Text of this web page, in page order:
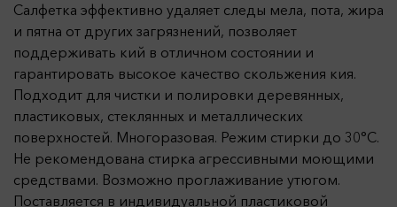
Салфетка эффективно удаляет следы мела, пота, жира
и пятна от других загрязнений, позволяет
поддерживать кий в отличном состоянии и
гарантировать высокое качество скольжения кия.
Подходит для чистки и полировки деревянных,
пластиковых, стеклянных и металлических
поверхностей. Многоразовая. Режим стирки до 30°С.
Не рекомендована стирка агрессивными моющими
средствами. Возможно проглаживание утюгом.
Поставляется в индивидуальной пластиковой